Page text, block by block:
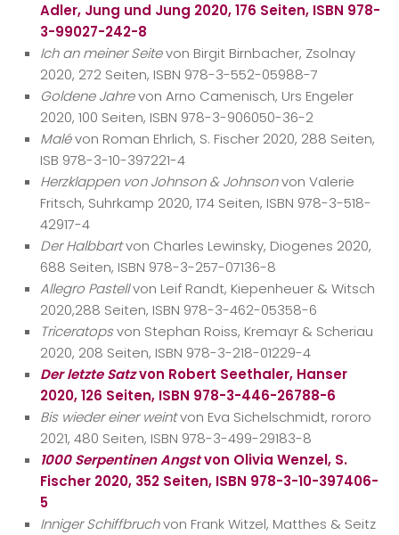
Adler, Jung und Jung 2020, 176 Seiten, ISBN 978-
3-99027-242-8
Ich an meiner Seitevon Birgit Birnbacher, Zsolnay
2020, 272 Seiten, ISBN 978-3-552-05988-7
Goldene Jahrevon Arno Camenisch, Urs Engeler
2020, 100 Seiten, ISBN 978-3-906050-36-2
Malévon Roman Ehrlich, S. Fischer 2020, 288 Seiten,
ISB 978-3-10-397221-4
Herzklappen von Johnson & Johnsonvon Valerie
Fritsch, Suhrkamp 2020, 174 Seiten, ISBN 978-3-518-
42917-4
Der Halbbartvon Charles Lewinsky, Diogenes 2020,
688 Seiten, ISBN 978-3-257-07136-8
Allegro Pastellvon Leif Randt, Kiepenheuer & Witsch
2020,288 Seiten, ISBN 978-3-462-05358-6
Triceratopsvon Stephan Roiss, Kremayr & Scheriau
2020, 208 Seiten, ISBN 978-3-218-01229-4
Der letzte Satzvon Robert Seethaler, Hanser
2020, 126 Seiten, ISBN 978-3-446-26788-6
Bis wieder einer weintvon Eva Sichelschmidt, rororo
2021, 480 Seiten, ISBN 978-3-499-29183-8
1000 Serpentinen Angstvon Olivia Wenzel, S.
Fischer 2020, 352 Seiten, ISBN 978-3-10-397406-
5
Inniger Schiffbruchvon Frank Witzel, Matthes & Seitz